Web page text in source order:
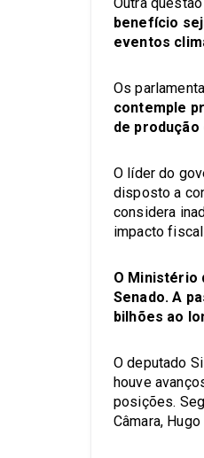
benefício
eventos
Os
contemple
de produção
O líder do
disposto a
considera
impacto
O Ministério
Senado. A
bilhões ao
O deputado
houve
posições.
Câmara,